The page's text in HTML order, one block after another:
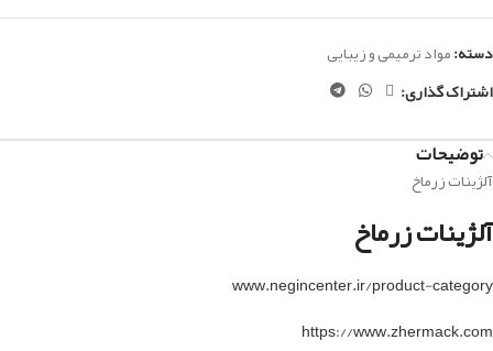
دسته:مواد ترمیمی و زیبایی
اشتراک گذاری:
توضیحات
آلژینات زرماخ
آلژینات زرماخ
www.negincenter.ir/product-category
https://www.zhermack.com